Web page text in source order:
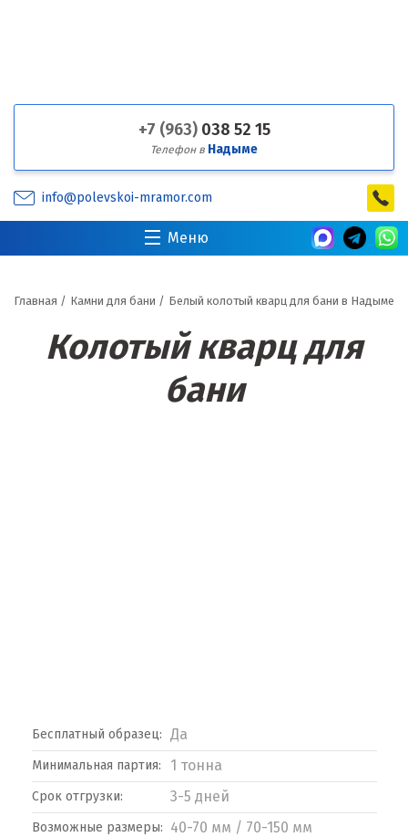
+7 (963) 038 52 15
Телефон в Надыме
info@polevskoi-mramor.com
Меню
Главная / Камни для бани / Белый колотый кварц для бани в Надыме
Колотый кварц для
бани
Бесплатный образец: Да
Минимальная партия: 1 тонна
Срок отгрузки: 3-5 дней
Возможные размеры: 40-70 мм / 70-150 мм